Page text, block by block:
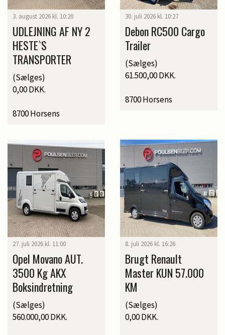
3. august 2026 kl. 10:20
UDLEJNING AF NY 2
HESTE`S
TRANSPORTER
(Sælges)
0,00 DKK.
8700 Horsens
30. juli 2026 kl. 10:27
Debon RC500 Cargo
Trailer
(Sælges)
61.500,00 DKK.
8700 Horsens
27. juli 2026 kl. 11:00
Opel Movano AUT.
3500 Kg AKX
Boksindretning
(Sælges)
560.000,00 DKK.
8. juli 2026 kl. 16:26
Brugt Renault
Master KUN 57.000
KM
(Sælges)
0,00 DKK.